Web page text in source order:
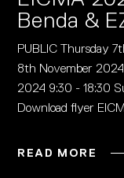
Benda &
PUBLIC Thursday
8th November
2024 9:30 - 18:30
Download flyer
READ MORE